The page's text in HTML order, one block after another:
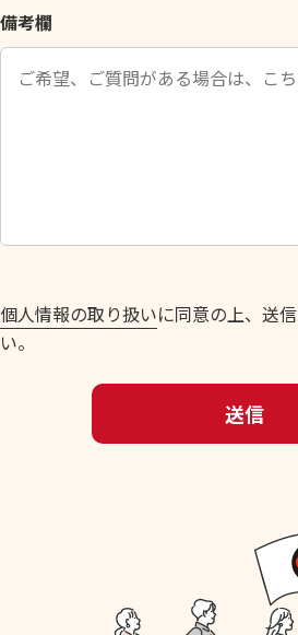
空
の
だ
い
。
備考欄
個人情報の取り扱いに同意の上、送
い。